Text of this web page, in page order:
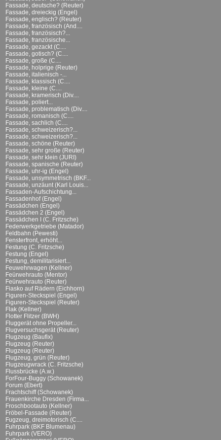
Fassade, deutsche? (Reuter)
Fassade, dreieckig (Engel)
Fassade, englisch? (Reuter)
Fassade, französisch (And....
Fassade, französisch?...
Fassade, französische...
Fassade, gezackt (C....
Fassade, gotisch? (C....
Fassade, große (C....
Fassade, holprige (Reuter)
Fassade, italienisch -...
Fassade, klassisch (C....
Fassade, kleine (C....
Fassade, kramerisch (Div....
Fassade, poliert...
Fassade, problematisch (Div....
Fassade, romanisch (C....
Fassade, sachlich (C....
Fassade, schweizerisch?...
Fassade, schweizerisch?...
Fassade, schöne (Reuter)
Fassade, sehr große (Reuter)
Fassade, sehr klein (JURI)
Fassade, spanische (Reuter)
Fassade, uhr-ig (Engel)
Fassade, unsymmetrisch (BKF...
Fassade, unzäunt (Karl Louis...
Fassaden-Aufschichtung...
Fassadenhof (Engel)
Fassädchen (Engel)
Fassädchen 2 (Engel)
Fassädchen I (C. Fritzsche)
Federwerkgetriebe (Matador)
Feldbahn (Pewesti)
Fensterfront, erhöht...
Festung (C. Fritzsche)
Festung (Engel)
Festung, demilitarisiert...
Feuwehrwagen (Kellner)
Feürwehrauto (Mentor)
Feürwehrauto (Reuter)
Fiasko auf Rädern (Eichhorn)
Figuren-Steckspiel (Engel)
Figuren-Steckspiel (Reuter)
Flak (Kellner)
Flotter Flitzer (BWH)
Fluggerät ohne Propeller...
Flugversuchsgerät (Reuter)
Flugzeug (Baufix)
Flugzeug (Reuter)
Flugzeug (Reuter)
Flugzeug, grün (Reuter)
Flugzeugwrack (C. Fritzsche)
Flussbrücke (A.w.)
ForFour-Buggy (Schowanek)
Forum (Ebert)
Frachtschiff (Schowanek)
Frauenkirche Dresden (Firma...
Froschbootauto (Kellner)
Fröbel-Fassade (Reuter)
Fugzeug, dreimotorisch (C....
Fuhrpark (BKF Blumenau)
Fuhrpark (VERO)